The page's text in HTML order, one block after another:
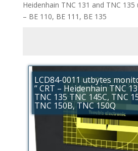
Heidenhain TNC 131 and TNC
– BE 110, BE 111, BE 135
LCD84-0011 utbytes
” CRT – Heidenhain TNC
TNC 135 TNC 145C, TNC
TNC 150B, TNC 150Q